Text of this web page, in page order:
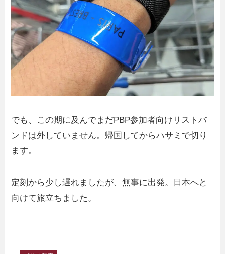
でも、この期に及んでまだPBP参加者向けリストバ
ンドは外していません。帰国してからハサミで切り
ます。
定刻から少し遅れましたが、無事に出発。日本へと
向けて旅立ちました。